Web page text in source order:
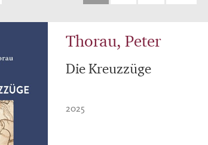
Thorau, Peter
Die Kreuzzüge
2025